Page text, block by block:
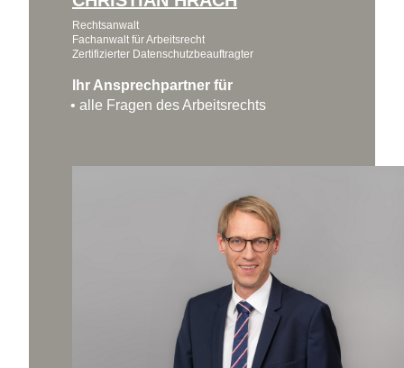
Rechtsanwalt
Fachanwalt für Arbeitsrecht
Zertifizierter Datenschutzbeauftragter
Ihr Ansprechpartner für
alle Fragen des Arbeitsrechts